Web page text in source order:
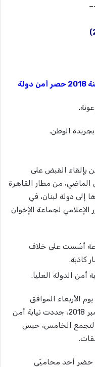
حصر أمن دولة
.
الوطن.
بإلقاء القبض على
من مطار القاهرة
إلى دولة لبنان، في
الإعلامي لجماعة الإخوان
أسُست على خلاف
كاذبة.
أمن الدولة العليا.
الأربعاء الموافق
السادس والعشرين من شهر ديسمبر 2018، جددت نيابة أمن
التجمع الخامس، حبس
حضر أحد محاميّي